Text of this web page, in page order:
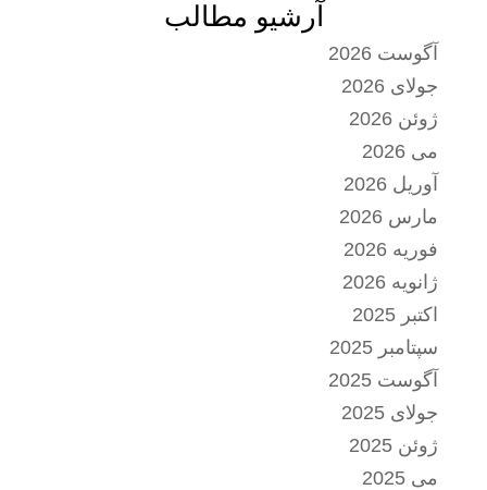
آرشیو مطالب
آگوست 2026
جولای 2026
ژوئن 2026
می 2026
آوریل 2026
مارس 2026
فوریه 2026
ژانویه 2026
اکتبر 2025
سپتامبر 2025
آگوست 2025
جولای 2025
ژوئن 2025
می 2025